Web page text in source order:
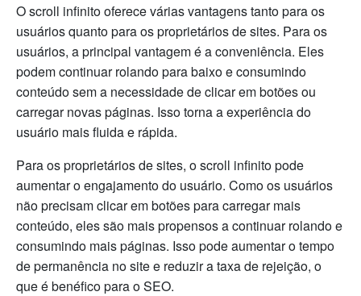
O scroll infinito oferece várias vantagens tanto para os
usuários quanto para os proprietários de sites. Para os
usuários, a principal vantagem é a conveniência. Eles
podem continuar rolando para baixo e consumindo
conteúdo sem a necessidade de clicar em botões ou
carregar novas páginas. Isso torna a experiência do
usuário mais fluida e rápida.
Para os proprietários de sites, o scroll infinito pode
aumentar o engajamento do usuário. Como os usuários
não precisam clicar em botões para carregar mais
conteúdo, eles são mais propensos a continuar rolando e
consumindo mais páginas. Isso pode aumentar o tempo
de permanência no site e reduzir a taxa de rejeição, o
que é benéfico para o SEO.